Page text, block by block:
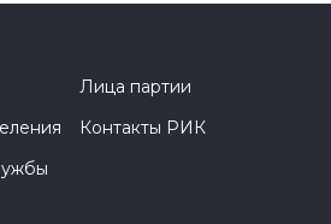
Лица партии
Контакты РИК